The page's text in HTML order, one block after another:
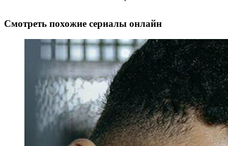
Смотреть похожие сериалы онлайн